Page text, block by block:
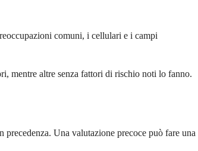
comuni, i cellulari e i campi
mentre altre senza fattori di rischio noti lo fanno.
Una valutazione precoce può fare una